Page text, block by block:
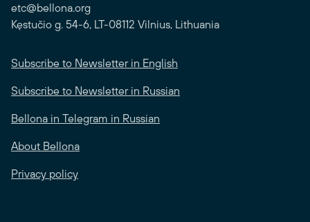
etc@bellona.org
Kęstučio g. 54-6, LT-08112 Vilnius, Lithuania
Subscribe to Newsletter in English
Subscribe to Newsletter in Russian
Bellona in Telegram in Russian
About Bellona
Privacy policy